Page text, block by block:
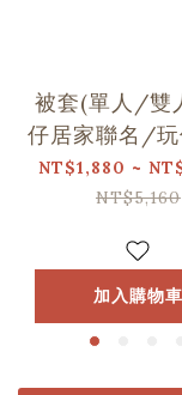
被套(單人/雙
仔居家聯名/玩
NT$1,880 ~
NT$5,160
加入購物車